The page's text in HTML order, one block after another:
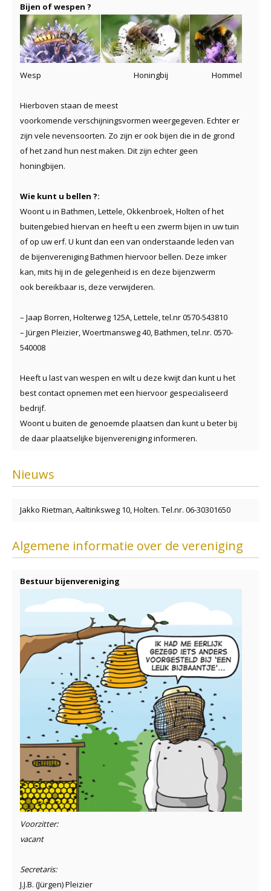
Bijen of wespen ?
Wesp Honingbij Hommel
Hierboven staan de meest
voorkomende verschijningsvormen weergegeven. Echter er
zijn vele nevensoorten. Zo zijn er ook bijen die in de grond
of het zand hun nest maken. Dit zijn echter geen
honingbijen.
Wie kunt u bellen ?:
Woont u in Bathmen, Lettele, Okkenbroek, Holten of het
buitengebied hiervan en heeft u een zwerm bijen in uw tuin
of op uw erf. U kunt dan een van onderstaande leden van
de bijenvereniging Bathmen hiervoor bellen. Deze imker
kan, mits hij in de gelegenheid is en deze bijenzwerm
ook bereikbaar is, deze verwijderen.
– Jaap Borren, Holterweg 125A, Lettele, tel.nr 0570-543810
– Jürgen Pleizier, Woertmansweg 40, Bathmen, tel.nr. 0570-
540008
Heeft u last van wespen en wilt u deze kwijt dan kunt u het
best contact opnemen met een hiervoor gespecialiseerd
bedrijf.
Woont u buiten de genoemde plaatsen dan kunt u beter bij
de daar plaatselijke bijenvereniging informeren.
Nieuws
Jakko Rietman, Aaltinksweg 10, Holten. Tel.nr. 06-30301650
Algemene informatie over de vereniging
Bestuur bijenvereniging
Voorzitter:
vacant
Secretaris:
J.J.B. (Jürgen) Pleizier